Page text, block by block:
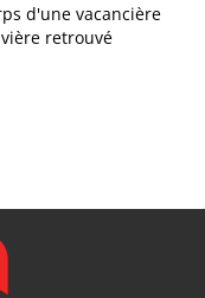
d'une vacancière
retrouvé